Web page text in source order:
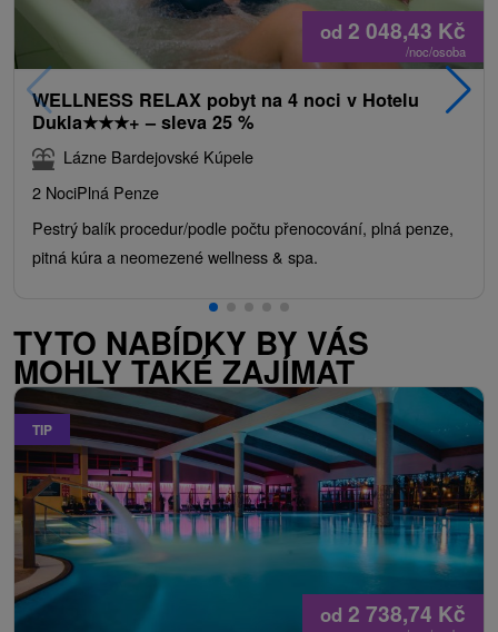
od 2 048,43 Kč
/noc/osoba
WELLNESS RELAX pobyt na 4 noci v Hotelu
Dukla★★★+ – sleva 25 %
Lázne Bardejovské Kúpele
2 NociPlná Penze
Pestrý balík procedur/podle počtu přenocování, plná penze,
pitná kúra a neomezené wellness & spa.
TYTO NABÍDKY BY VÁS
MOHLY TAKÉ ZAJÍMAT
TIP
od 2 738,74 Kč